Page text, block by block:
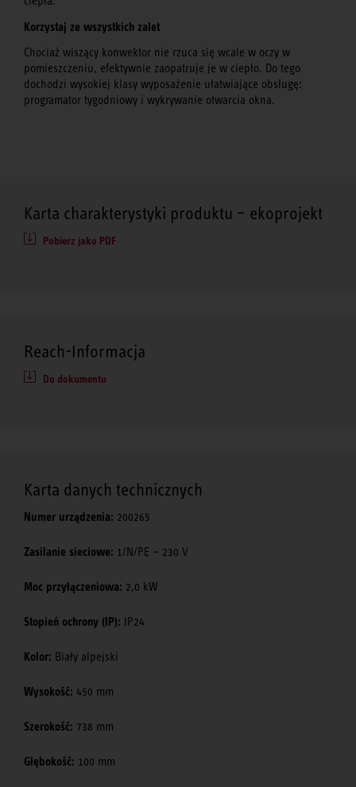
Korzystaj ze wszystkich zalet
Chociaż wiszący konwektor nie rzuca się wcale w oczy w
pomieszczeniu, efektywnie zaopatruje je w ciepło. Do tego
dochodzi wysokiej klasy wyposażenie ułatwiające obsługę:
programator tygodniowy i wykrywanie otwarcia okna.
Karta charakterystyki produktu – ekoprojekt
Pobierz jako PDF
Reach-Informacja
Do dokumentu
Karta danych technicznych
Numer urządzenia: 200265
Zasilanie sieciowe: 1/N/PE ~ 230 V
Moc przyłączeniowa: 2,0 kW
Stopień ochrony (IP): IP24
Kolor: Biały alpejski
Wysokość: 450 mm
Szerokość: 738 mm
Głębokość: 100 mm